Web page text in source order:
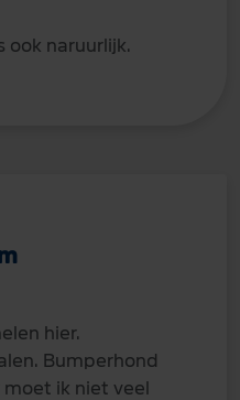
ook naruurlijk.
hier.
Bumperhond
ik niet veel